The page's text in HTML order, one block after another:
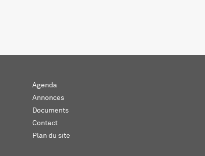
Agenda
Annonces
Documents
Contact
Plan du site